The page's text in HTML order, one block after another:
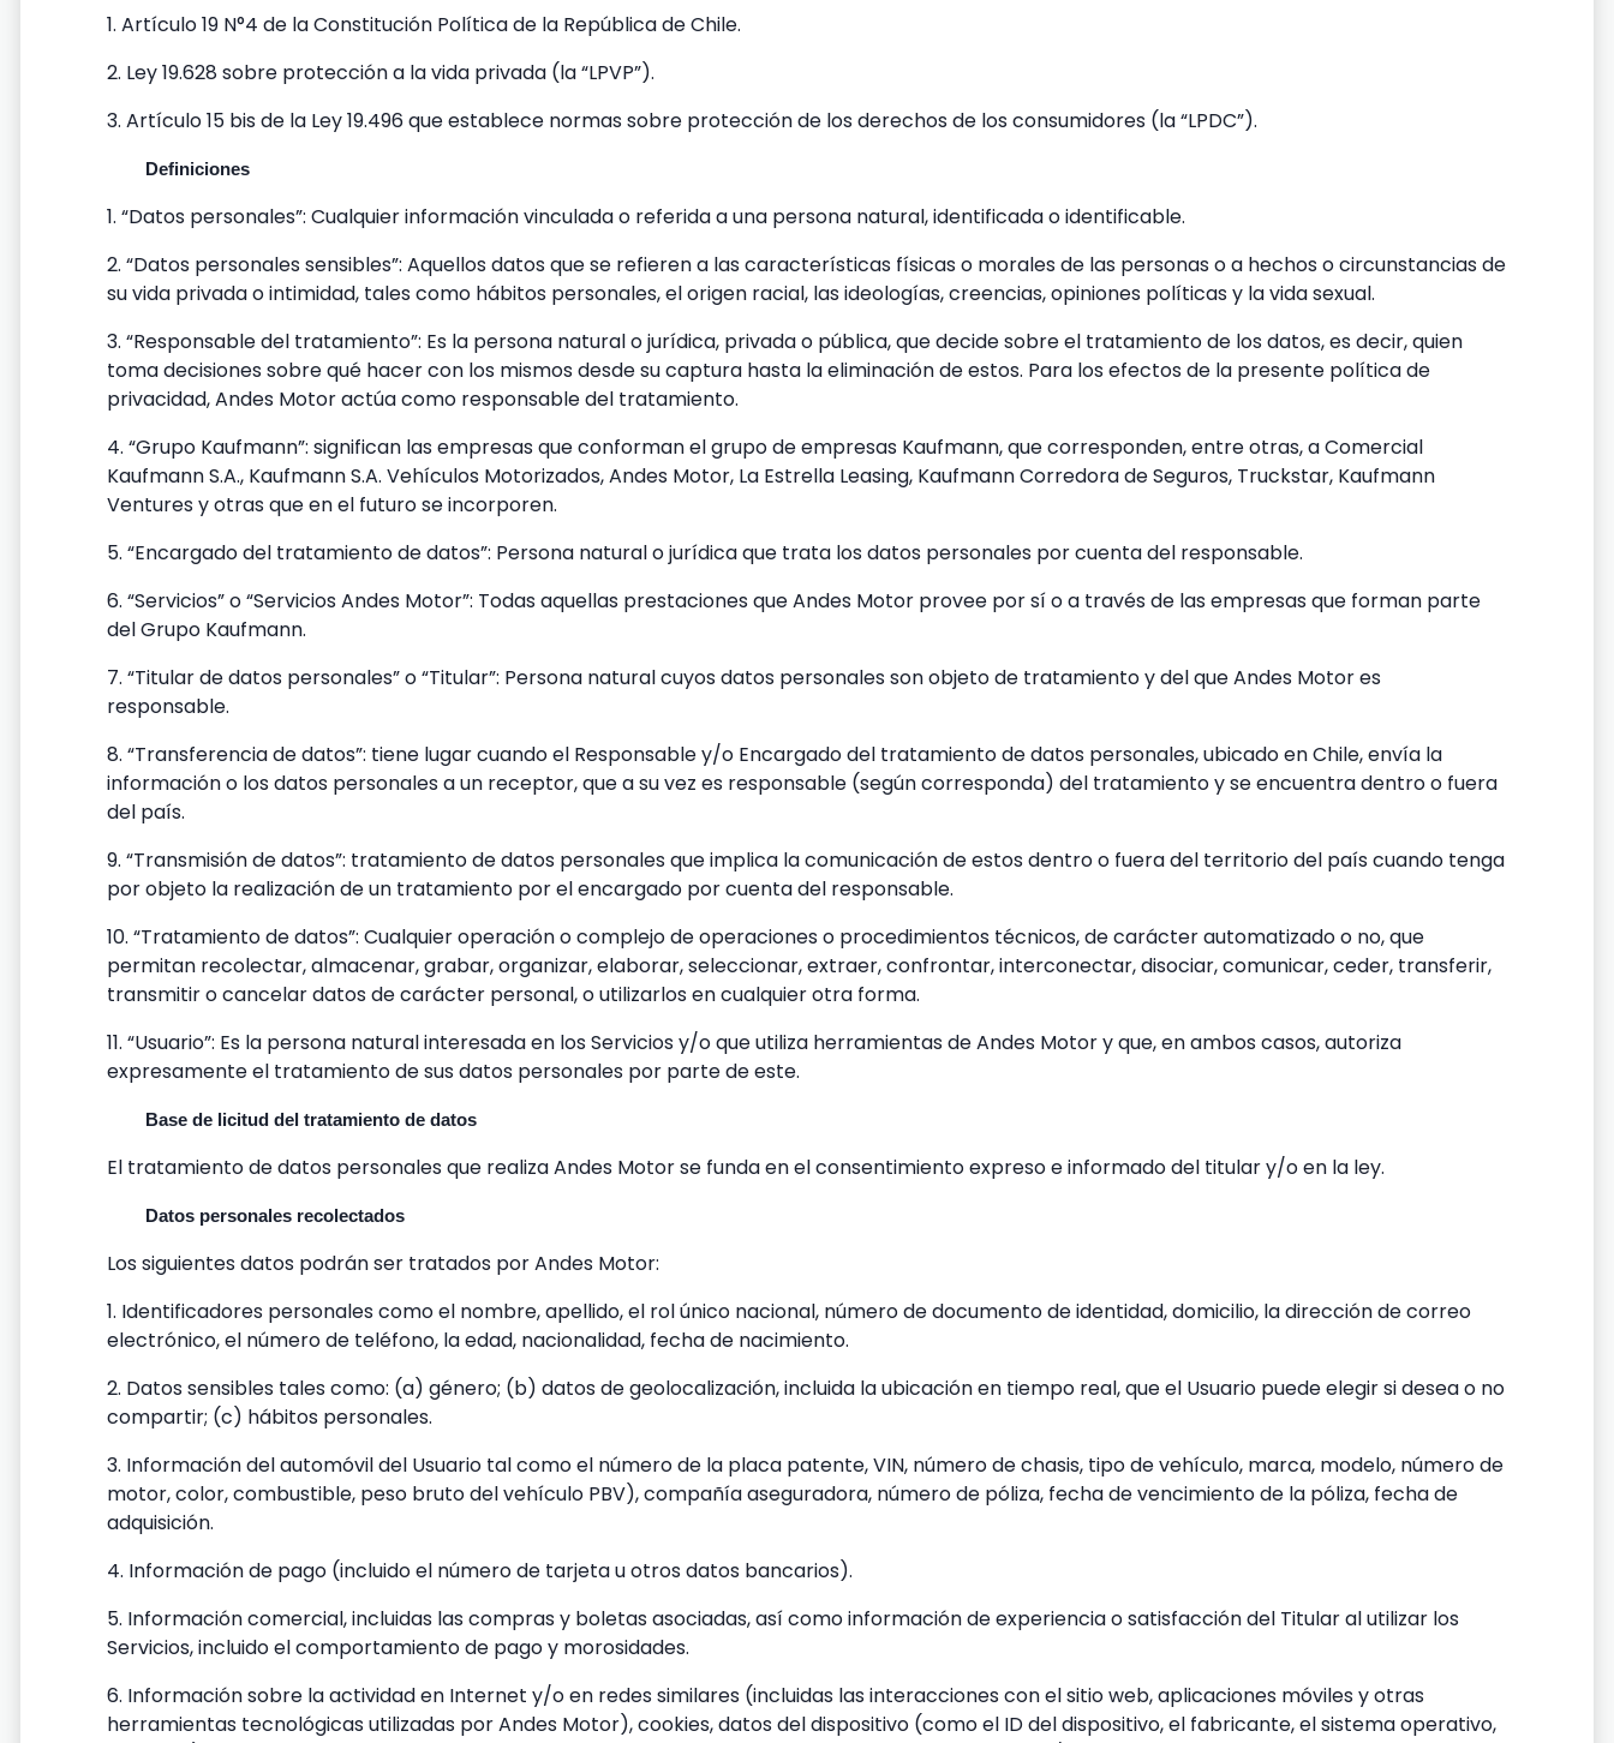
1. Artículo 19 N°4 de la Constitución Política de la República de Chile.
2. Ley 19.628 sobre protección a la vida privada (la “LPVP”).
3. Artículo 15 bis de la Ley 19.496 que establece normas sobre protección de los derechos de los consumidores (la “LPDC”).
Definiciones
1. “Datos personales”: Cualquier información vinculada o referida a una persona natural, identificada o identificable.
2. “Datos personales sensibles”: Aquellos datos que se refieren a las características físicas o morales de las personas o a hechos o circunstancias de
su vida privada o intimidad, tales como hábitos personales, el origen racial, las ideologías, creencias, opiniones políticas y la vida sexual.
3. “Responsable del tratamiento”: Es la persona natural o jurídica, privada o pública, que decide sobre el tratamiento de los datos, es decir, quien
toma decisiones sobre qué hacer con los mismos desde su captura hasta la eliminación de estos. Para los efectos de la presente política de
privacidad, Andes Motor actúa como responsable del tratamiento.
4. “Grupo Kaufmann”: significan las empresas que conforman el grupo de empresas Kaufmann, que corresponden, entre otras, a Comercial
Kaufmann S.A., Kaufmann S.A. Vehículos Motorizados, Andes Motor, La Estrella Leasing, Kaufmann Corredora de Seguros, Truckstar, Kaufmann
Ventures y otras que en el futuro se incorporen.
5. “Encargado del tratamiento de datos”: Persona natural o jurídica que trata los datos personales por cuenta del responsable.
6. “Servicios” o “Servicios Andes Motor”: Todas aquellas prestaciones que Andes Motor provee por sí o a través de las empresas que forman parte
del Grupo Kaufmann.
7. “Titular de datos personales” o “Titular”: Persona natural cuyos datos personales son objeto de tratamiento y del que Andes Motor es
responsable.
8. “Transferencia de datos”: tiene lugar cuando el Responsable y/o Encargado del tratamiento de datos personales, ubicado en Chile, envía la
información o los datos personales a un receptor, que a su vez es responsable (según corresponda) del tratamiento y se encuentra dentro o fuera
del país.
9. “Transmisión de datos”: tratamiento de datos personales que implica la comunicación de estos dentro o fuera del territorio del país cuando tenga
por objeto la realización de un tratamiento por el encargado por cuenta del responsable.
10. “Tratamiento de datos”: Cualquier operación o complejo de operaciones o procedimientos técnicos, de carácter automatizado o no, que
permitan recolectar, almacenar, grabar, organizar, elaborar, seleccionar, extraer, confrontar, interconectar, disociar, comunicar, ceder, transferir,
transmitir o cancelar datos de carácter personal, o utilizarlos en cualquier otra forma.
11. “Usuario”: Es la persona natural interesada en los Servicios y/o que utiliza herramientas de Andes Motor y que, en ambos casos, autoriza
expresamente el tratamiento de sus datos personales por parte de este.
Base de licitud del tratamiento de datos
El tratamiento de datos personales que realiza Andes Motor se funda en el consentimiento expreso e informado del titular y/o en la ley.
Datos personales recolectados
Los siguientes datos podrán ser tratados por Andes Motor:
1. Identificadores personales como el nombre, apellido, el rol único nacional, número de documento de identidad, domicilio, la dirección de correo
electrónico, el número de teléfono, la edad, nacionalidad, fecha de nacimiento.
2. Datos sensibles tales como: (a) género; (b) datos de geolocalización, incluida la ubicación en tiempo real, que el Usuario puede elegir si desea o no
compartir; (c) hábitos personales.
3. Información del automóvil del Usuario tal como el número de la placa patente, VIN, número de chasis, tipo de vehículo, marca, modelo, número de
motor, color, combustible, peso bruto del vehículo PBV), compañía aseguradora, número de póliza, fecha de vencimiento de la póliza, fecha de
adquisición.
4. Información de pago (incluido el número de tarjeta u otros datos bancarios).
5. Información comercial, incluidas las compras y boletas asociadas, así como información de experiencia o satisfacción del Titular al utilizar los
Servicios, incluido el comportamiento de pago y morosidades.
6. Información sobre la actividad en Internet y/o en redes similares (incluidas las interacciones con el sitio web, aplicaciones móviles y otras
herramientas tecnológicas utilizadas por Andes Motor), cookies, datos del dispositivo (como el ID del dispositivo, el fabricante, el sistema operativo,